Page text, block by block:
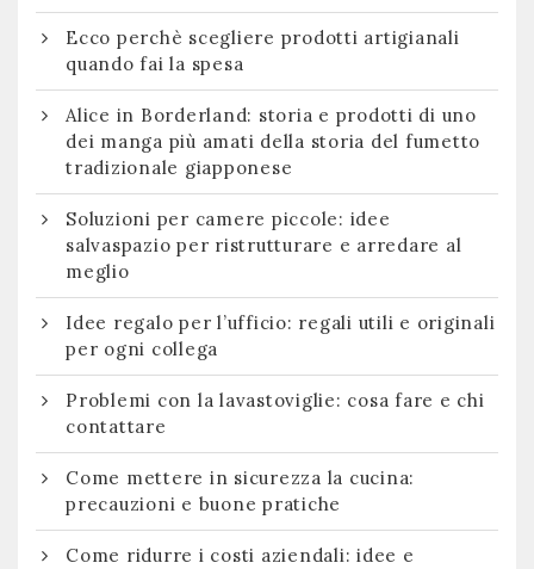
Ecco perchè scegliere prodotti artigianali
quando fai la spesa
Alice in Borderland: storia e prodotti di uno
dei manga più amati della storia del fumetto
tradizionale giapponese
Soluzioni per camere piccole: idee
salvaspazio per ristrutturare e arredare al
meglio
Idee regalo per l’ufficio: regali utili e originali
per ogni collega
Problemi con la lavastoviglie: cosa fare e chi
contattare
Come mettere in sicurezza la cucina:
precauzioni e buone pratiche
Come ridurre i costi aziendali: idee e